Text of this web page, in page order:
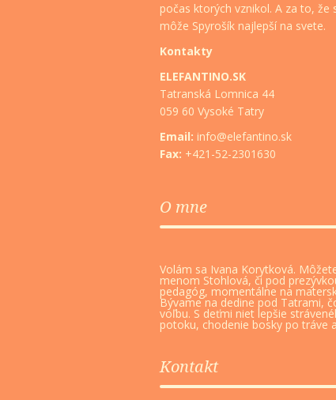
počas ktorých vznikol. A za to,
môže Spyrošík najlepší na svete.
Kontakty
ELEFANTINO.SK
Tatranská Lomnica 44
059 60 Vysoké Tatry
Email: info@elefantino.sk
Fax: +421-52-2301630
O mne
Volám sa Ivana Korytková.
menom Stohlová, či pod
pedagóg, momentálne na
Bývame na dedine pod Tatrami,
voľbu. S deťmi niet lepšie
potoku, chodenie bosky po tráve
Kontakt